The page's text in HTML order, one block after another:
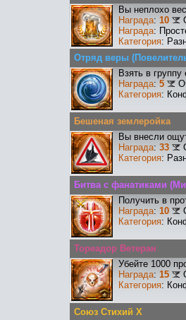
Вы неплохо
Награда: 10
Награда:
Категория:
Отряд веры
Взять в
Награда: 5
Категория:
Бешеная землеройка
Вы внесли
Награда: 33
Категория:
Битва с фанатиками
Получить в
Награда: 10
Категория:
Тореадор Ветеран
Убейте 1000
Награда: 15
Категория:
Союз Стихий X